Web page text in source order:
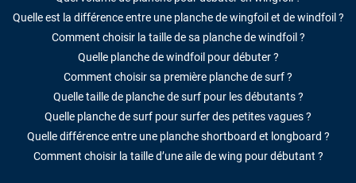
Quelle est la différence entre une planche de wingfoil et de windfoil ?
Comment choisir la taille de sa planche de windfoil ?
Quelle planche de windfoil pour débuter ?
Comment choisir sa première planche de surf ?
Quelle taille de planche de surf pour les débutants ?
Quelle planche de surf pour surfer des petites vagues ?
Quelle différence entre une planche shortboard et longboard ?
Comment choisir la taille d’une aile de wing pour débutant ?